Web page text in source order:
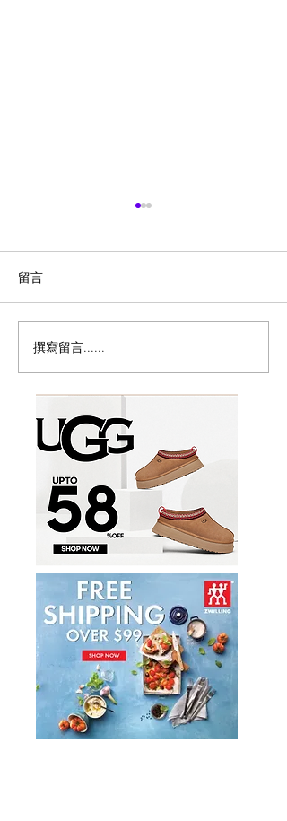
历史新低！Samsonite 新
秀丽 Winfield 2 全PC
20+28寸 黑色拉杆行李箱2
件套1.7折
留言
撰寫留言......